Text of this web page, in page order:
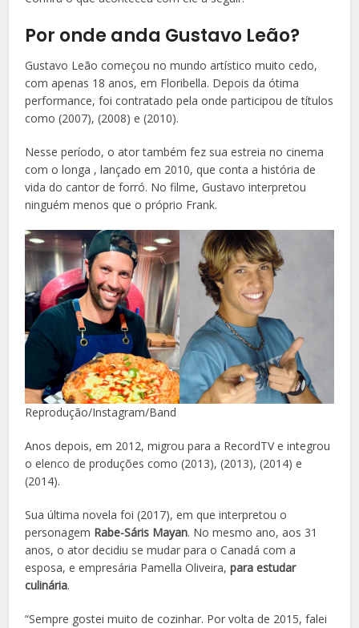
Por onde anda Gustavo Leão?
Gustavo Leão começou no mundo artístico muito cedo,
com apenas 18 anos, em Floribella. Depois da ótima
performance, foi contratado pela onde participou de títulos
como (2007), (2008) e (2010).
Nesse período, o ator também fez sua estreia no cinema
com o longa , lançado em 2010, que conta a história de
vida do cantor de forró. No filme, Gustavo interpretou
ninguém menos que o próprio Frank.
Reprodução/Instagram/Band
Anos depois, em 2012, migrou para a RecordTV e integrou
o elenco de produções como (2013), (2013), (2014) e
(2014).
Sua última novela foi (2017), em que interpretou o
personagem Rabe-Sáris Mayan. No mesmo ano, aos 31
anos, o ator decidiu se mudar para o Canadá com a
esposa, e empresária Pamella Oliveira,para estudar
culinária.
“Sempre gostei muito de cozinhar. Por volta de 2015, falei